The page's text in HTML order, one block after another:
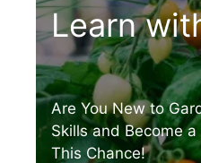
Learn
Are You New to
Skills and Become
This Chance!